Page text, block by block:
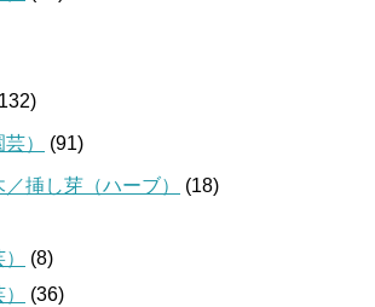
） (91)
挿し芽（ハーブ）
(18)
(8)
(36)